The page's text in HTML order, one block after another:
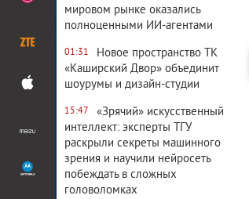
мировом рынке оказались
полноценными ИИ-агентами
01:31
Новое пространство ТК
«Каширский Двор» объединит
шоурумы и дизайн-студии
15:47
«Зрячий» искусственный
интеллект: эксперты ТГУ
раскрыли секреты машинного
зрения и научили нейросеть
побеждать в сложных
головоломках